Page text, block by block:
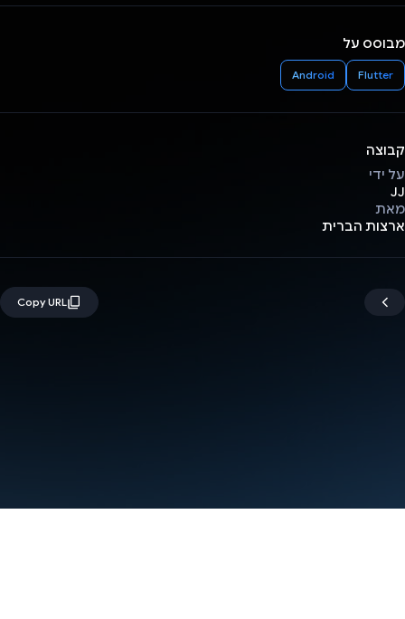
מבוסס על
Flutter
Android
קבוצה
על ידי
JJ
מאת
ארצות הברית